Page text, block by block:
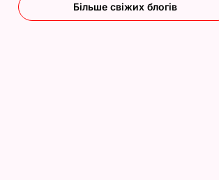
Більше свіжих блогів